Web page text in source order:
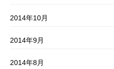
2014年10月
2014年9月
2014年8月